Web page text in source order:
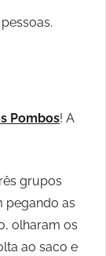
Pombos! A
grupos
pegando as
olharam os
ao saco e